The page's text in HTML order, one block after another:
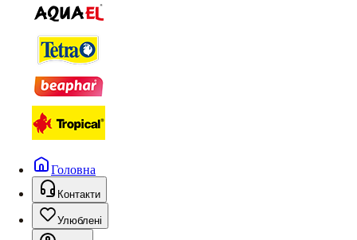
Головна
Контакти
Улюблені